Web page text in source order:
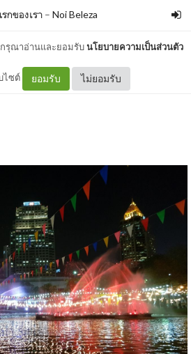
กรุณาอ่านและยอมรับนโยบายความเป็นส่วนตัว
ไซต์ ยอมรับ ไม่ยอมรับ
กของเรา – Noi Beleza
วยนักท่องเที่ยว